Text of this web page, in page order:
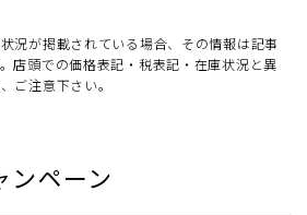
況が掲載されている場合、その情報は記事
店頭での価格表記・税表記・在庫状況と異
ご注意下さい。
ンペーン